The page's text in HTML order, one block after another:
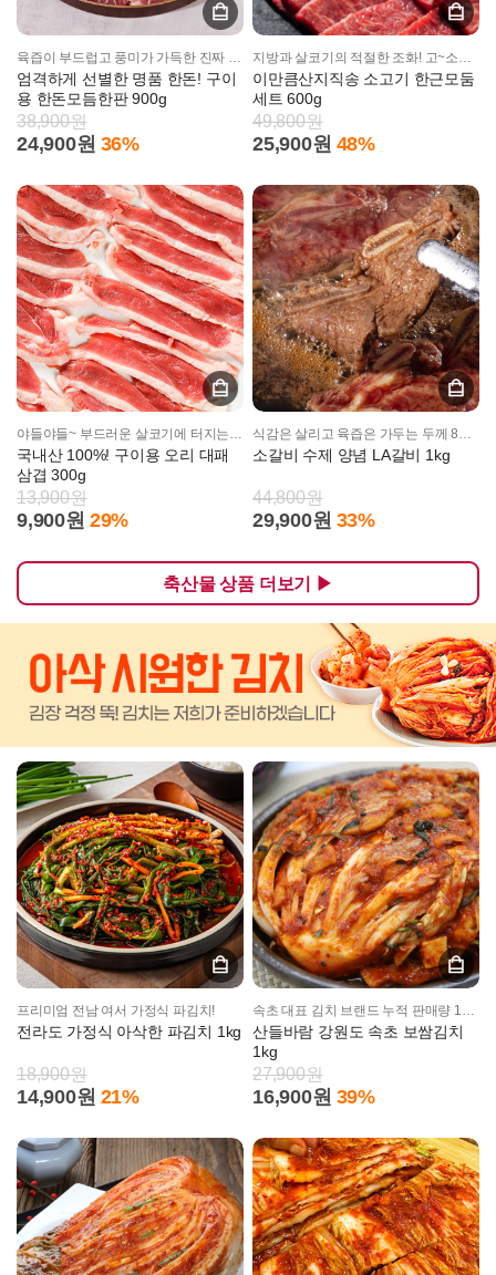
엄격하게 선별한 명품 한돈! 구이
용 한돈모듬한판 900g
38,900원
24,900원 36%
이만큼산지직송 소고기 한근모둠
세트 600g
49,800원
25,900원 48%
야들야들~ 부드러운 살코기에 터지는 육즙!
국내산 100%! 구이용 오리 대패
삼겹 300g
13,900원
9,900원 29%
식감은 살리고 육즙은 가두는 두께 8mm!! 재구매 보장!!
소갈비 수제 양념 LA갈비 1kg
44,800원
29,900원 33%
축산물 상품 더보기 ▶
프리미엄 전남 여서 가정식 파김치!
전라도 가정식 아삭한 파김치 1kg
18,900원
14,900원 21%
산들바람 강원도 속초 보쌈김치
1kg
27,900원
16,900원 39%